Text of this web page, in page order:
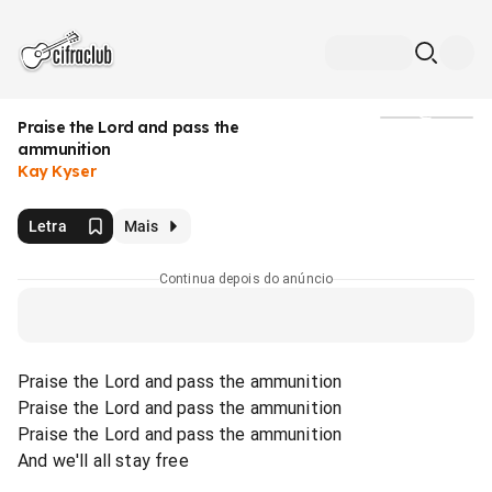
Praise the Lord and pass the
ammunition
Kay Kyser
Letra Mais
Continua depois do anúncio
Praise the Lord and pass the ammunition
Praise the Lord and pass the ammunition
Praise the Lord and pass the ammunition
And we'll all stay free